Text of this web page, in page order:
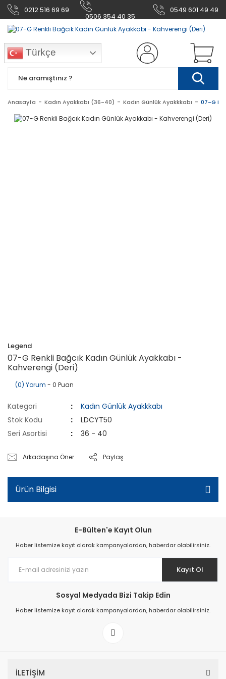
0212 516 69 69
0506 354 40 35
0549 601 49 49
Türkçe
Anasayfa Kadın Ayakkabı (36-40) Kadın Günlük Ayakkkabı 07-G
Legend
07-G Renkli Bağcık Kadın Günlük Ayakkabı -
Kahverengi (Deri)
(0) Yorum - 0 Puan
Kategori
Kadın Günlük Ayakkkabı
Stok Kodu
LDCYT50
Seri Asortisi
36 - 40
Arkadaşına Öner Paylaş
Ürün Bilgisi
E-Bülten'e Kayıt Olun
Haber listemize kayıt olarak kampanyalardan, haberdar olabilirsiniz.
Kayıt Ol
Sosyal Medyada Bizi Takip Edin
Haber listemize kayıt olarak kampanyalardan, haberdar olabilirsiniz.
İLETİŞİM